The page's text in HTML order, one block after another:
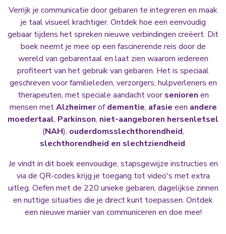
Verrijk je communicatie door gebaren te integreren en maak
je taal visueel krachtiger. Ontdek hoe een eenvoudig
gebaar tijdens het spreken nieuwe verbindingen creëert. Dit
boek neemt je mee op een fascinerende reis door de
wereld van gebarentaal en laat zien waarom iedereen
profiteert van het gebruik van gebaren. Het is speciaal
geschreven voor familieleden, verzorgers, hulpverleners en
therapeuten, met speciale aandacht voorsenioren en
mensen metAlzheimerofdementie, afasie een andere
moedertaal, Parkinson, niet-aangeboren hersenletsel
(NAH), ouderdomsslechthorendheid,
slechthorendheid en slechtziendheid.
Je vindt in dit boek eenvoudige, stapsgewijze instructies en
via de QR-codes krijg je toegang tot video's met extra
uitleg. Oefen met de 220 unieke gebaren, dagelijkse zinnen
en nuttige situaties die je direct kunt toepassen. Ontdek
een nieuwe manier van communiceren en doe mee!